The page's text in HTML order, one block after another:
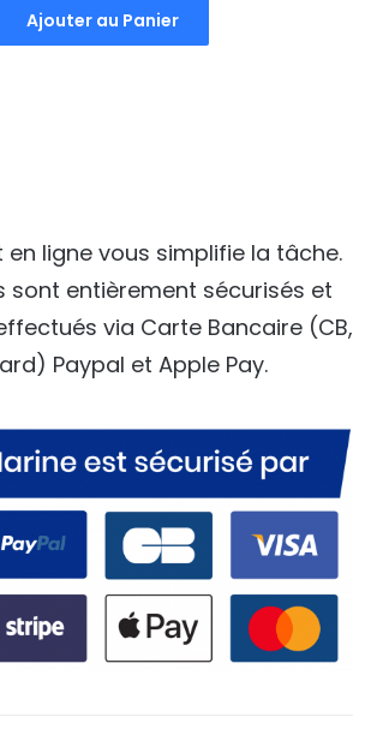
initial
actuel
Ajouter au Panier
en ligne vous simplifie la tâche.
sont entièrement sécurisés et
via Carte Bancaire (CB,
Paypal et Apple Pay.